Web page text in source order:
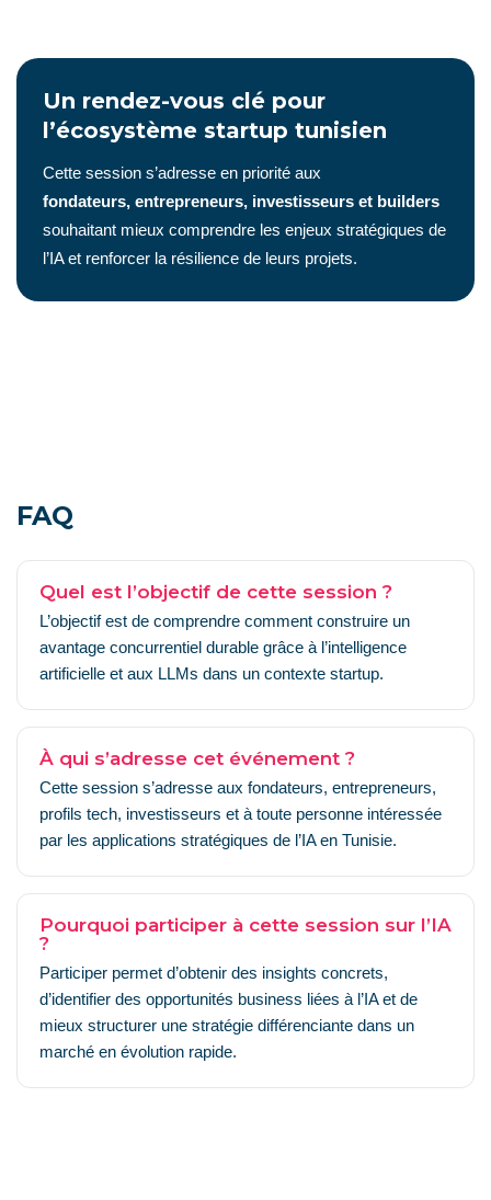
Un rendez-vous clé pour
l’écosystème startup tunisien
Cette session s’adresse en priorité aux
fondateurs, entrepreneurs, investisseurs et builders
souhaitant mieux comprendre les enjeux stratégiques de
l’IA et renforcer la résilience de leurs projets.
FAQ
Quel est l’objectif de cette session ?
L’objectif est de comprendre comment construire un
avantage concurrentiel durable grâce à l’intelligence
artificielle et aux LLMs dans un contexte startup.
À qui s’adresse cet événement ?
Cette session s’adresse aux fondateurs, entrepreneurs,
profils tech, investisseurs et à toute personne intéressée
par les applications stratégiques de l’IA en Tunisie.
Pourquoi participer à cette session sur l’IA
?
Participer permet d’obtenir des insights concrets,
d’identifier des opportunités business liées à l’IA et de
mieux structurer une stratégie différenciante dans un
marché en évolution rapide.